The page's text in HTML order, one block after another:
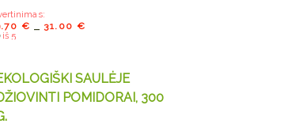
iš 5
€ –31.00 €
SAULĖJE
POMIDORAI, 300